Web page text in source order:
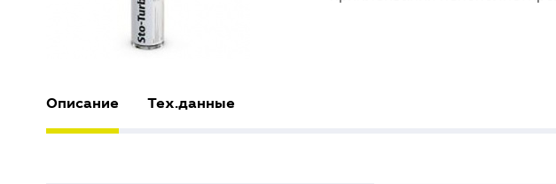
Описание Тех.данные